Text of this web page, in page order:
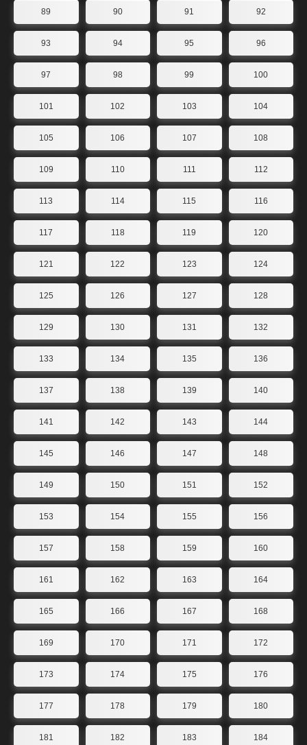
89 90 91 92
93 94 95 96
97 98 99 100
101 102 103 104
105 106 107 108
109 110 111 112
113 114 115 116
117 118 119 120
121 122 123 124
125 126 127 128
129 130 131 132
133 134 135 136
137 138 139 140
141 142 143 144
145 146 147 148
149 150 151 152
153 154 155 156
157 158 159 160
161 162 163 164
165 166 167 168
169 170 171 172
173 174 175 176
177 178 179 180
181 182 183 184